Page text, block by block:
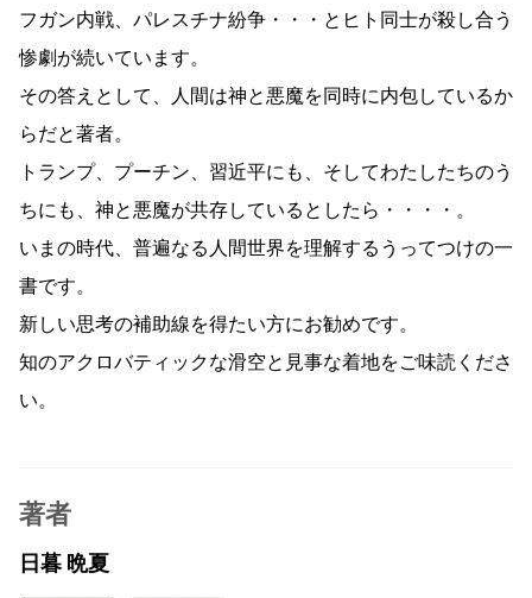
フガン内戦、パレスチナ紛争・・・とヒト同士が殺し合う
惨劇が続いています。
その答えとして、人間は神と悪魔を同時に内包しているか
らだと著者。
トランプ、プーチン、習近平にも、そしてわたしたちのう
ちにも、神と悪魔が共存しているとしたら・・・・。
いまの時代、普遍なる人間世界を理解するうってつけの一
書です。
新しい思考の補助線を得たい方にお勧めです。
知のアクロバティックな滑空と見事な着地をご味読くださ
い。
著者
日暮 晩夏